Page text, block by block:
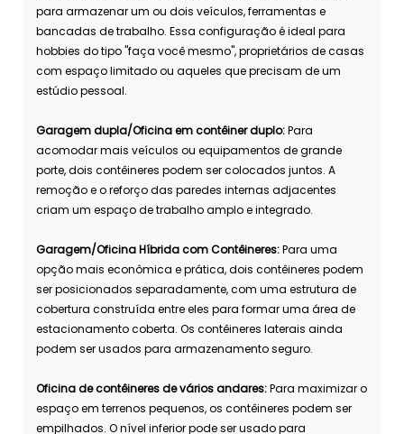
para armazenar um ou dois veículos, ferramentas e
bancadas de trabalho. Essa configuração é ideal para
hobbies do tipo "faça você mesmo", proprietários de casas
com espaço limitado ou aqueles que precisam de um
estúdio pessoal.
Garagem dupla/Oficina em contêiner duplo:Para
acomodar mais veículos ou equipamentos de grande
porte, dois contêineres podem ser colocados juntos. A
remoção e o reforço das paredes internas adjacentes
criam um espaço de trabalho amplo e integrado.
Garagem/Oficina Híbrida com Contêineres:Para uma
opção mais econômica e prática, dois contêineres podem
ser posicionados separadamente, com uma estrutura de
cobertura construída entre eles para formar uma área de
estacionamento coberta. Os contêineres laterais ainda
podem ser usados ​​para armazenamento seguro.
Oficina de contêineres de vários andares:Para maximizar o
espaço em terrenos pequenos, os contêineres podem ser
empilhados. O nível inferior pode ser usado para